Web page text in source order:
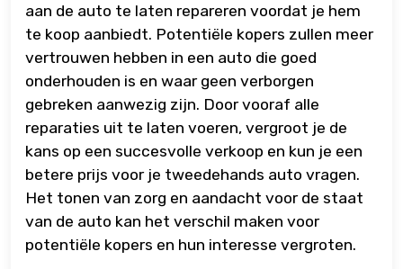
aan de auto te laten repareren voordat je hem
te koop aanbiedt. Potentiële kopers zullen meer
vertrouwen hebben in een auto die goed
onderhouden is en waar geen verborgen
gebreken aanwezig zijn. Door vooraf alle
reparaties uit te laten voeren, vergroot je de
kans op een succesvolle verkoop en kun je een
betere prijs voor je tweedehands auto vragen.
Het tonen van zorg en aandacht voor de staat
van de auto kan het verschil maken voor
potentiële kopers en hun interesse vergroten.